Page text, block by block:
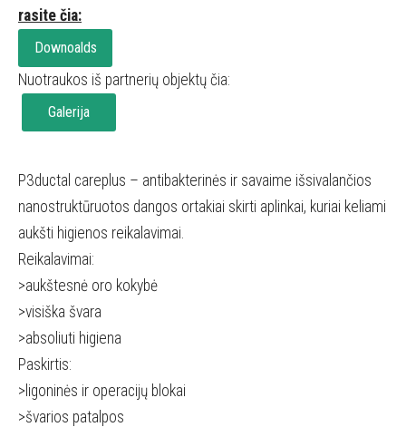
rasite čia:
Downoalds
Nuotraukos iš partnerių objektų čia:
Galerija
P3ductal careplus – antibakterinės ir savaime išsivalančios
nanostruktūruotos dangos ortakiai skirti aplinkai, kuriai keliami
aukšti higienos reikalavimai.
Reikalavimai:
>aukštesnė oro kokybė
>visiška švara
>absoliuti higiena
Paskirtis:
>ligoninės ir operacijų blokai
>švarios patalpos